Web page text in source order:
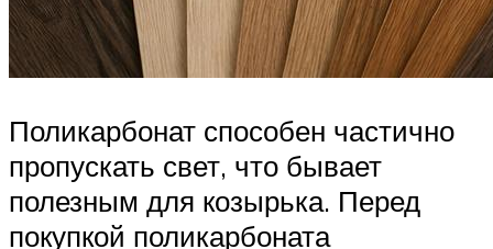
Поликарбонат способен частично
пропускать свет, что бывает
полезным для козырька. Перед
покупкой поликарбоната